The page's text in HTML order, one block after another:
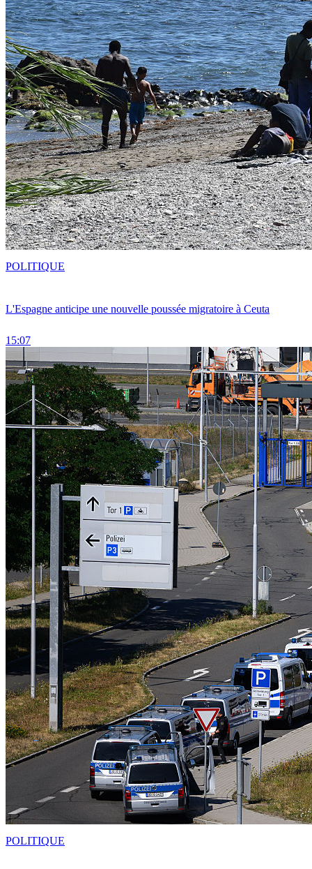
L'Espagne anticipe une nouvelle poussée migratoire à Ceuta
15:07
POLITIQUE
POLITIQUE